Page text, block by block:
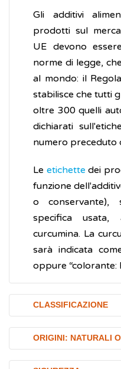
Gli additivi
prodotti sul
UE devono
norme di legge,
al mondo: il
stabilisce che tutti
oltre 300 quelli
dichiarati
numero preceduto
Le etichette dei
funzione
o conservante),
specifica
curcumina. La
sarà indicata
oppure “colorante:
CLASSIFICAZIONE
La classificazione
esaustiva, e
ORIGINI: NATURALI O